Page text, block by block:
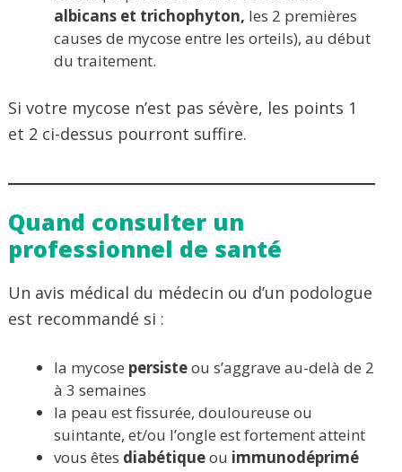
albicans et trichophyton, les 2 premières
causes de mycose entre les orteils), au début
du traitement.
Si votre mycose n’est pas sévère, les points 1
et 2 ci-dessus pourront suffire.
Quand consulter un
professionnel de santé
Un avis médical du médecin ou d’un podologue
est recommandé si :
la mycose persisteou s’aggrave au-delà de 2
à 3 semaines
la peau est fissurée, douloureuse ou
suintante, et/ou l’ongle est fortement atteint
vous êtes diabétiqueou immunodéprimé